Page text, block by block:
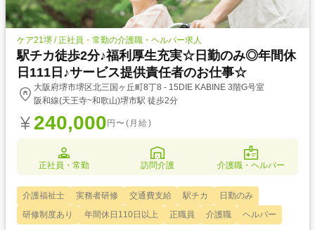
ケア21堺 / 正社員・常勤の介護職・ヘルパー求人
駅チカ徒歩2分♪福利厚生充実☆日勤のみ◎年間休
日111日♪サービス提供責任者のお仕事☆
大阪府堺市堺区北三国ヶ丘町8丁8 - 15DIE KABINE 3階G号室
阪和線(天王寺~和歌山)堺市駅 徒歩2分
240,000 円〜(月給)
正社員・常勤 訪問介護 介護職・ヘルパー
介護福祉士 実務者研修 交通費支給 駅チカ
日勤のみ
研修制度あり
年間休日110日以上 正職員 介護職 ヘルパー